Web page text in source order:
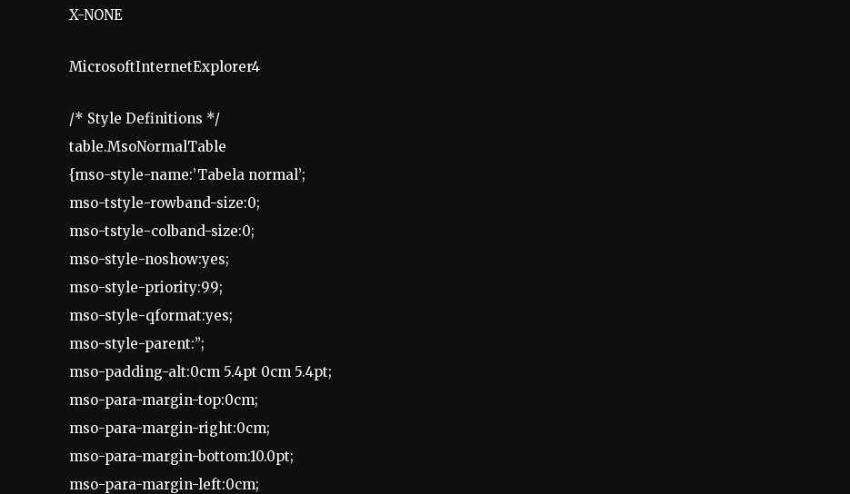
X-NONE
MicrosoftInternetExplorer4
/* Style Definitions */
table.MsoNormalTable
{mso-style-name:’Tabela normal’;
mso-tstyle-rowband-size:0;
mso-tstyle-colband-size:0;
mso-style-noshow:yes;
mso-style-priority:99;
mso-style-qformat:yes;
mso-style-parent:”;
mso-padding-alt:0cm 5.4pt 0cm 5.4pt;
mso-para-margin-top:0cm;
mso-para-margin-right:0cm;
mso-para-margin-bottom:10.0pt;
mso-para-margin-left:0cm;